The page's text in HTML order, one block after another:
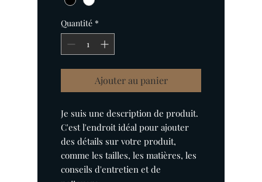
Quantité *
Ajouter au panier
Je suis une description de produit.
C'est l'endroit idéal pour ajouter
des détails sur votre produit,
comme les tailles, les matières, les
conseils d'entretien et de